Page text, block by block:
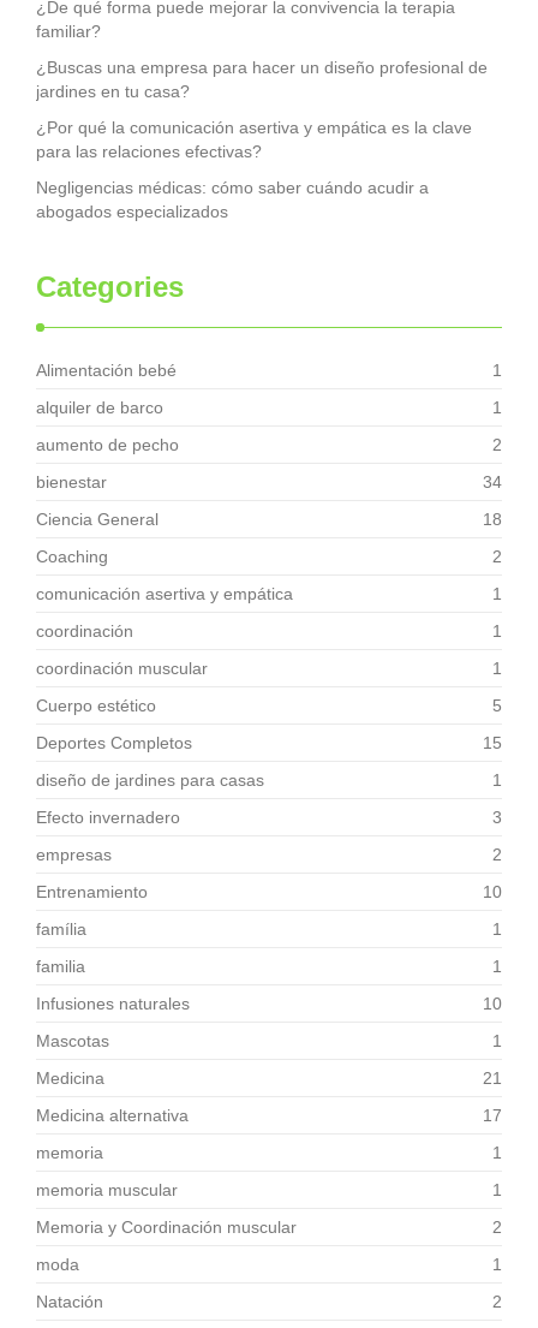
¿De qué forma puede mejorar la convivencia la terapia
familiar?
¿Buscas una empresa para hacer un diseño profesional de
jardines en tu casa?
¿Por qué la comunicación asertiva y empática es la clave
para las relaciones efectivas?
Negligencias médicas: cómo saber cuándo acudir a
abogados especializados
Categories
Alimentación bebé
1
alquiler de barco
1
aumento de pecho
2
bienestar
34
Ciencia General
18
Coaching
2
comunicación asertiva y empática
1
coordinación
1
coordinación muscular
1
Cuerpo estético
5
Deportes Completos
15
diseño de jardines para casas
1
Efecto invernadero
3
empresas
2
Entrenamiento
10
família
1
familia
1
Infusiones naturales
10
Mascotas
1
Medicina
21
Medicina alternativa
17
memoria
1
memoria muscular
1
Memoria y Coordinación muscular
2
moda
1
Natación
2